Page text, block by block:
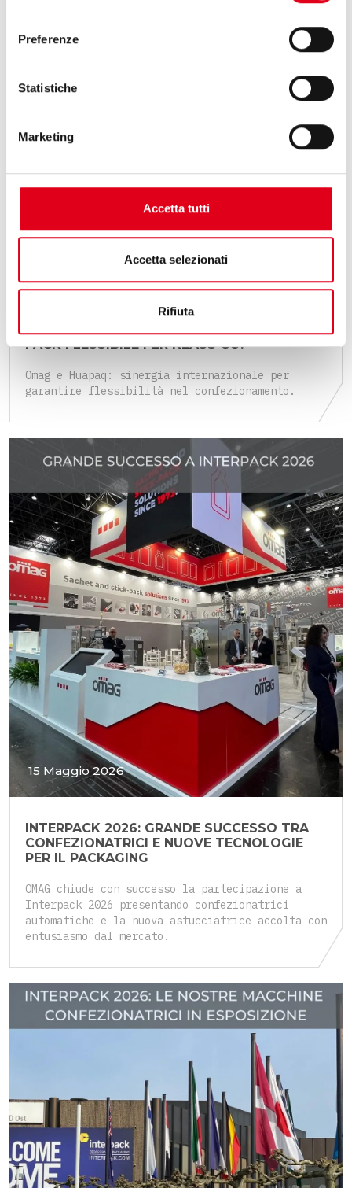
Preferenze
Statistiche
Marketing
Accetta tutti
Accetta selezionati
Rifiuta
OMAG E HUAPAQ, UNA SOLUZIONE STICK
PACK FLESSIBILE PER KLASS CO.
Omag e Huapaq: sinergia internazionale per
garantire flessibilità nel confezionamento.
15 Maggio 2026
INTERPACK 2026: GRANDE SUCCESSO TRA
CONFEZIONATRICI E NUOVE TECNOLOGIE
PER IL PACKAGING
OMAG chiude con successo la partecipazione a
Interpack 2026 presentando confezionatrici
automatiche e la nuova astucciatrice accolta con
entusiasmo dal mercato.